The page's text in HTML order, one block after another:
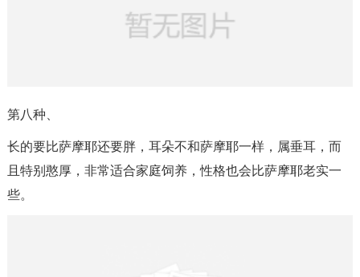
第八种、
长的要比萨摩耶还要胖，耳朵不和萨摩耶一样，属垂耳，而
且特别憨厚，非常适合家庭饲养，性格也会比萨摩耶老实一
些。